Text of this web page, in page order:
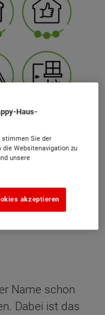
Name schon
Dabei ist das
Haus-
stimmen Sie der
die Websitenavigation zu
unsere
akzeptieren